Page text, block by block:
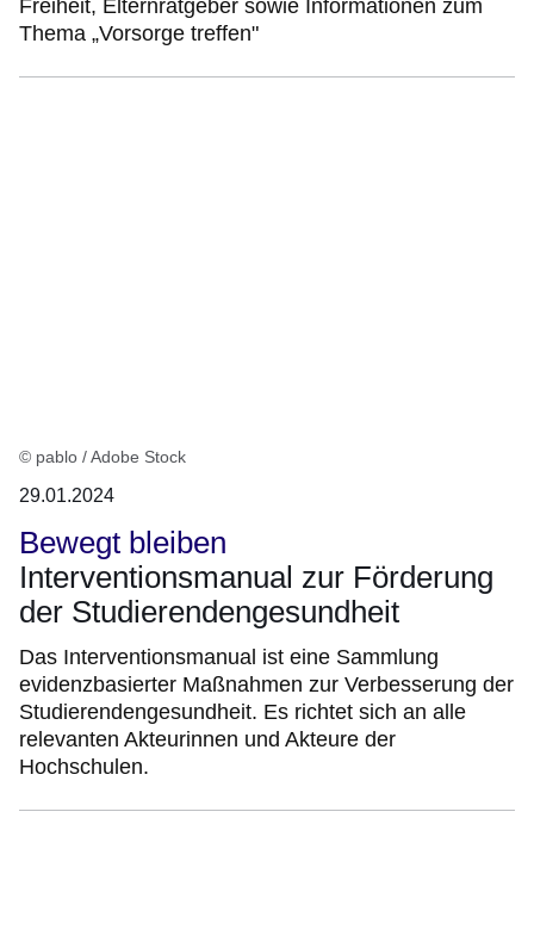
Freiheit, Elternratgeber sowie Informationen zum
Thema „Vorsorge treffen"
© pablo / Adobe Stock
29.01.2024
Bewegt bleiben
Inter­ven­ti­ons­ma­nual zur Förde­rung
der Studie­ren­den­ge­sund­heit
Das Interventionsmanual ist eine Sammlung
evidenzbasierter Maßnahmen zur Verbesserung der
Studierendengesundheit. Es richtet sich an alle
relevanten Akteurinnen und Akteure der
Hochschulen.